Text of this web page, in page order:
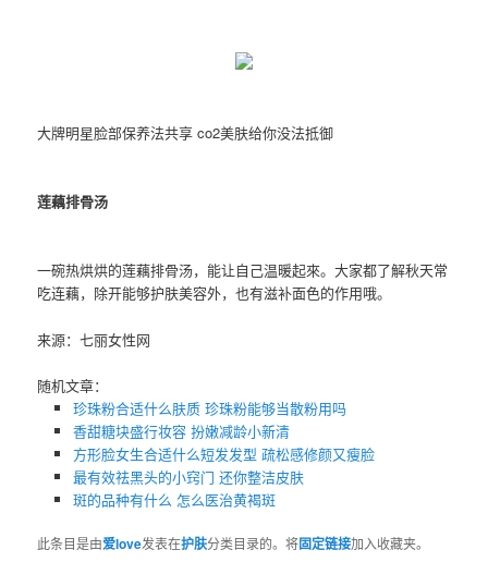
大牌明星脸部保养法共享 co2美肤给你没法抵御
莲藕排骨汤
一碗热烘烘的莲藕排骨汤，能让自己温暖起來。大家都了解秋天常
吃连藕，除开能够护肤美容外，也有滋补面色的作用哦。
来源：七丽女性网
随机文章：
珍珠粉合适什么肤质​ 珍珠粉能够当散粉用吗
香甜糖块盛行妆容 扮嫩减龄小新清
方形脸女生合适什么短发发型 疏松感修颜又瘦脸
最有效祛黑头的小窍门 还你整洁皮肤
斑的品种有什么 怎么医治黄褐斑
此条目是由爱love发表在护肤分类目录的。将固定链接加入收藏夹。